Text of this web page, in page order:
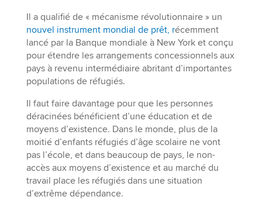
Il a qualifié de « mécanisme révolutionnaire » un
nouvel instrument mondial de prêt, récemment
lancé par la Banque mondiale à New York et conçu
pour étendre les arrangements concessionnels aux
pays à revenu intermédiaire abritant d’importantes
populations de réfugiés.
Il faut faire davantage pour que les personnes
déracinées bénéficient d’une éducation et de
moyens d’existence. Dans le monde, plus de la
moitié d’enfants réfugiés d’âge scolaire ne vont
pas l’école, et dans beaucoup de pays, le non-
accès aux moyens d’existence et au marché du
travail place les réfugiés dans une situation
d’extrême dépendance.